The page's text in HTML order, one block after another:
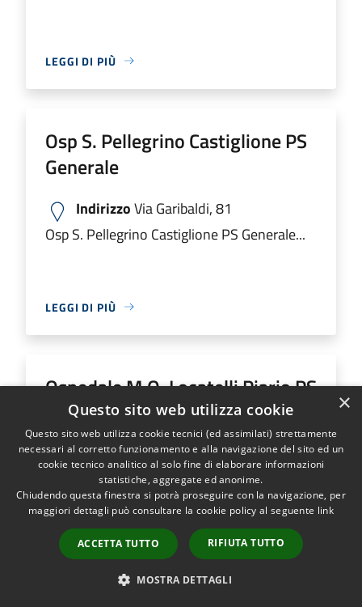
LEGGI DI PIÙ
Osp S. Pellegrino Castiglione PS
Generale
IndirizzoVia Garibaldi, 81
Osp S. Pellegrino Castiglione PS Generale...
LEGGI DI PIÙ
Ospedale M.O. Locatelli Piario PS
Generale
IndirizzoVia Groppino, 22
Ospedale M.O. Locatelli Piario PS Generale...
LEGGI DI PIÙ
×
Questo sito web utilizza cookie
Questo sito web utilizza cookie tecnici (ed assimilati) strettamente
necessari al corretto funzionamento e alla navigazione del sito ed un
cookie tecnico analitico al solo fine di elaborare informazioni
statistiche, aggregate ed anonime.
Chiudendo questa finestra si potrà proseguire con la navigazione, per
maggiori dettagli può consultare la cookie policy al seguente link
ACCETTA TUTTO RIFIUTA TUTTO
MOSTRA DETTAGLI